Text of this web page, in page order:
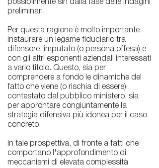
possibilmente sin dalla fase delle indagini
preliminari.
Per questa ragione è molto importante
instaurare un legame fiduciario tra
difensore, imputato (o persona offesa) e
con gli altri esponenti aziendali interessati
a vario titolo. Questo, sia per
comprendere a fondo le dinamiche del
fatto che viene (o rischia di essere)
contestato dal pubblico ministero, sia
per approntare congiuntamente la
strategia difensiva più idonea per il caso
concreto.
In tale prospettiva, di fronte a fatti che
comportano l'approfondimento di
meccanismi di elevata complessità